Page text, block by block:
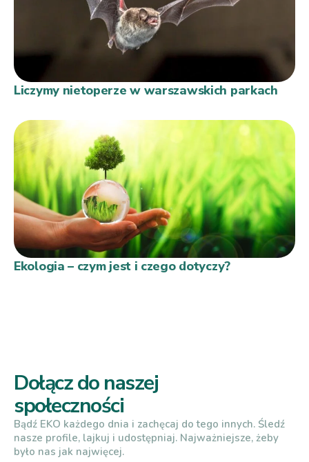
Liczymy nietoperze w warszawskich parkach
Ekologia – czym jest i czego dotyczy?
Dołącz do naszej
społeczności
Bądź EKO każdego dnia i zachęcaj do tego innych. Śledź
nasze profile, lajkuj i udostępniaj. Najważniejsze, żeby
było nas jak najwięcej.